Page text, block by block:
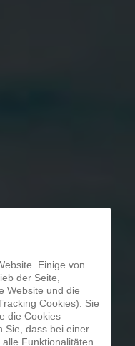
Einige von
der Seite,
Website und die
Cookies). Sie
die Cookies
Sie, dass bei einer
Funktionalitäten